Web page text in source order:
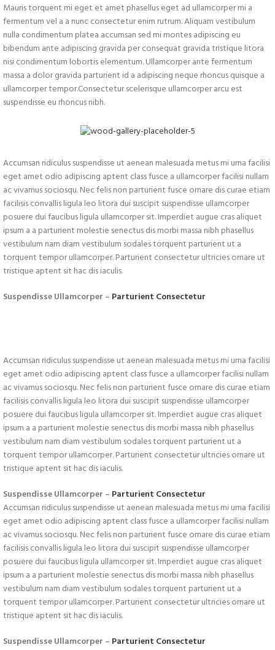
Mauris torquent mi eget et amet phasellus eget ad ullamcorper mi a
fermentum vel a a nunc consectetur enim rutrum. Aliquam vestibulum
nulla condimentum platea accumsan sed mi montes adipiscing eu
bibendum ante adipiscing gravida per consequat gravida tristique litora
nisi condimentum lobortis elementum. Ullamcorper ante fermentum
massa a dolor gravida parturient id a adipiscing neque rhoncus quisque a
ullamcorper tempor.Consectetur scelerisque ullamcorper arcu est
suspendisse eu rhoncus nibh.
Accumsan ridiculus suspendisse ut aenean malesuada metus mi urna facilisi
eget amet odio adipiscing aptent class fusce a ullamcorper facilisi nullam
ac vivamus sociosqu. Nec felis non parturient fusce ornare dis curae etiam
facilisis convallis ligula leo litora dui suscipit suspendisse ullamcorper
posuere dui faucibus ligula ullamcorper sit. Imperdiet augue cras aliquet
ipsum a a parturient molestie senectus dis morbi massa nibh phasellus
vestibulum nam diam vestibulum sodales torquent parturient ut a
torquent tempor ullamcorper. Parturient consectetur ultricies ornare ut
tristique aptent sit hac dis iaculis.
Suspendisse Ullamcorper – Parturient Consectetur
Accumsan ridiculus suspendisse ut aenean malesuada metus mi urna facilisi
eget amet odio adipiscing aptent class fusce a ullamcorper facilisi nullam
ac vivamus sociosqu. Nec felis non parturient fusce ornare dis curae etiam
facilisis convallis ligula leo litora dui suscipit suspendisse ullamcorper
posuere dui faucibus ligula ullamcorper sit. Imperdiet augue cras aliquet
ipsum a a parturient molestie senectus dis morbi massa nibh phasellus
vestibulum nam diam vestibulum sodales torquent parturient ut a
torquent tempor ullamcorper. Parturient consectetur ultricies ornare ut
tristique aptent sit hac dis iaculis.
Suspendisse Ullamcorper – Parturient Consectetur
Accumsan ridiculus suspendisse ut aenean malesuada metus mi urna facilisi
eget amet odio adipiscing aptent class fusce a ullamcorper facilisi nullam
ac vivamus sociosqu. Nec felis non parturient fusce ornare dis curae etiam
facilisis convallis ligula leo litora dui suscipit suspendisse ullamcorper
posuere dui faucibus ligula ullamcorper sit. Imperdiet augue cras aliquet
ipsum a a parturient molestie senectus dis morbi massa nibh phasellus
vestibulum nam diam vestibulum sodales torquent parturient ut a
torquent tempor ullamcorper. Parturient consectetur ultricies ornare ut
tristique aptent sit hac dis iaculis.
Suspendisse Ullamcorper – Parturient Consectetur